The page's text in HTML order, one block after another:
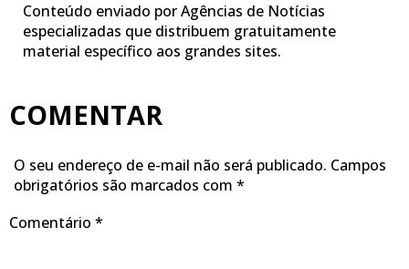
Conteúdo enviado por Agências de Notícias
especializadas que distribuem gratuitamente
material específico aos grandes sites.
COMENTAR
O seu endereço de e-mail não será publicado. Campos
obrigatórios são marcados com *
Comentário *